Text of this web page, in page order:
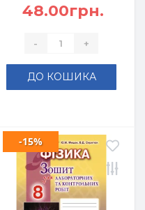
48.00грн.
- +
ДО КОШИКА
-15%